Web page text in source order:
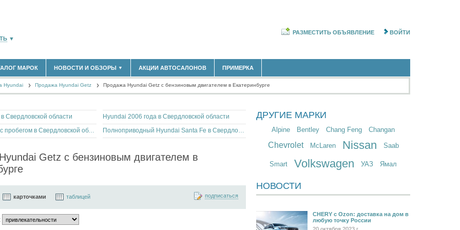
▼
(14298)
РАЗМЕСТИТЬ ОБЪЯВЛЕНИЕ ВОЙТИ
МАРОК НОВОСТИ И ОБЗОРЫ ▼
НОВОСТИ РЫНКА
МАТЕРИАЛЫ ПАРТНЕРОВ
ВЫСТАВКИ И АВТОСАЛОНЫ
АКЦИИ АВТОСАЛОНОВ ПРИМЕРКА
Hyundai Продажа Hyundai Getz Продажа Hyundai Getz с бензиновым двигателем в Екатеринбурге
Свердловской области
Hyundai 2006 года в Свердловской области
Hyundai Elantra с пробегом в Свердловской области
Полноприводный Hyundai Santa Fe в Свердловской области
Getz с бензиновым двигателем в
карточками таблицей подписаться
ДРУГИЕ МАРКИ
Alpine Bentley Chang Feng Changan
Chevrolet McLaren Nissan Saab
Smart Volkswagen УАЗ Ямал
НОВОСТИ
CHERY c Ozon: доставка на дом в
любую точку России